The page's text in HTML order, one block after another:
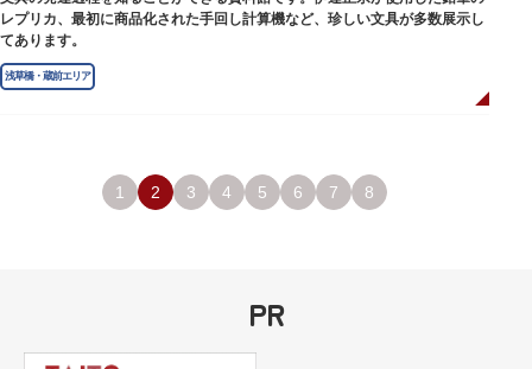
レプリカ、最初に商品化された手回し計算機など、珍しい文具が多数展示し
てあります。
浅草橋・蔵前エリア
1 2 3 4 5 6 7 8
PR